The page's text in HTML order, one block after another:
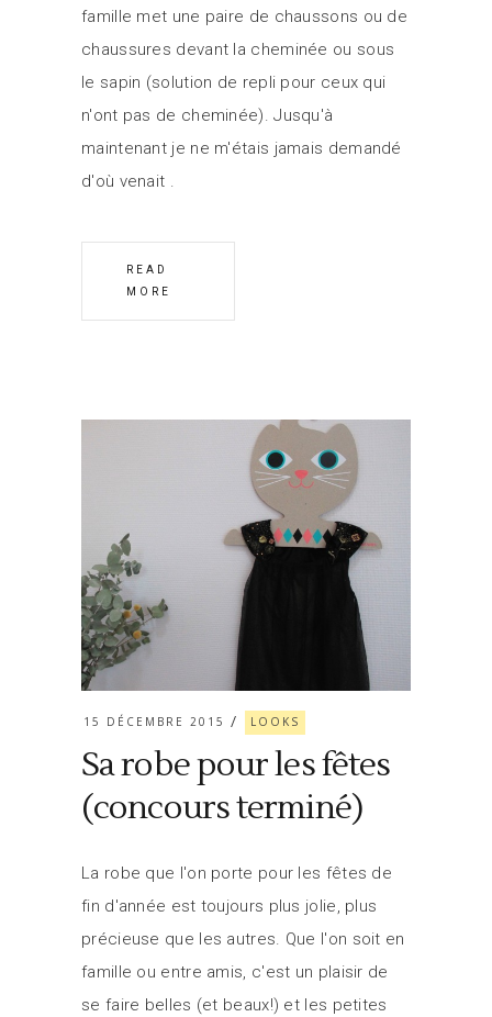
famille met une paire de chaussons ou de
chaussures devant la cheminée ou sous
le sapin (solution de repli pour ceux qui
n'ont pas de cheminée). Jusqu'à
maintenant je ne m'étais jamais demandé
d'où venait
READ
MORE
15 DÉCEMBRE 2015 LOOKS
Sa robe pour les fêtes
(concours terminé)
La robe que l'on porte pour les fêtes de
fin d'année est toujours plus jolie, plus
précieuse que les autres. Que l'on soit en
famille ou entre amis, c'est un plaisir de
se faire belles (et beaux!) et les petites